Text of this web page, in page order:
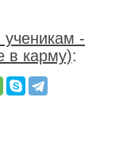
ученикам -
в карму):